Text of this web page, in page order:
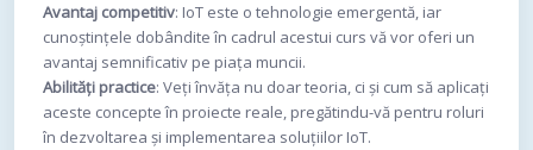
Avantaj competitiv: IoT este o tehnologie emergentă, iar
cunoștințele dobândite în cadrul acestui curs vă vor oferi un
avantaj semnificativ pe piața muncii.
Abilități practice: Veți învăța nu doar teoria, ci și cum să aplicați
aceste concepte în proiecte reale, pregătindu-vă pentru roluri
în dezvoltarea și implementarea soluțiilor IoT.